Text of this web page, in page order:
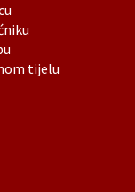
tijelu